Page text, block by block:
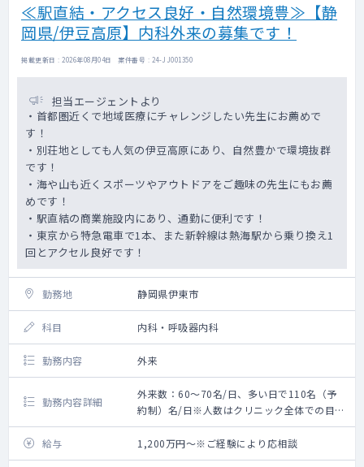
≪駅直結・アクセス良好・自然環境豊≫【静
岡県/伊豆高原】内科外来の募集です！
掲載更新日 : 2026年08月04日 案件番号 : 24-JJ001350
担当エージェントより
・首都圏近くで地域医療にチャレンジしたい先生にお薦めで
す！
・別荘地としても人気の伊豆高原にあり、自然豊かで環境抜群
です！
・海や山も近くスポーツやアウトドアをご趣味の先生にもお薦
めです！
・駅直結の商業施設内にあり、通勤に便利です！
・東京から特急電車で1本、また新幹線は熱海駅から乗り換え1
回とアクセル良好です！
勤務地 静岡県伊東市
科目 内科・呼吸器内科
勤務内容 外来
勤務内容詳細
外来数：60〜70名/日、多い日で110名（予
約制）名/日※人数はクリニック全体での目安
となります
内科外来のご対応をお願いいたします
科目は内科・呼吸器内科・小児科・アレルギ
給与 1,200万円～※ご経験により応相談